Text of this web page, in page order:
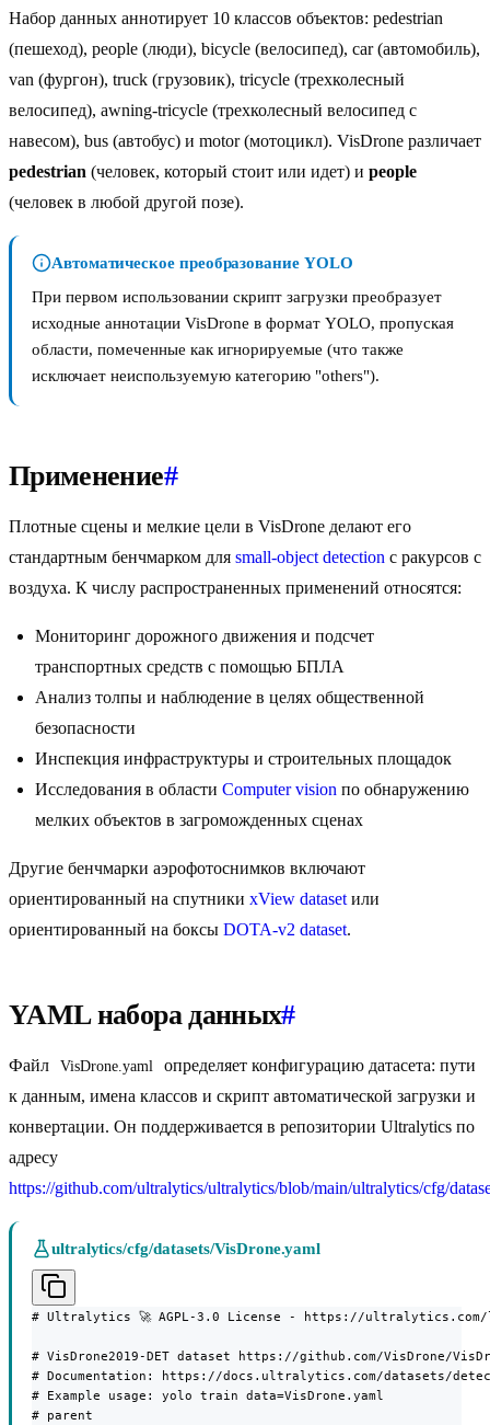
Набор данных аннотирует 10 классов объектов: pedestrian
(пешеход), people (люди), bicycle (велосипед), car (автомобиль),
van (фургон), truck (грузовик), tricycle (трехколесный
велосипед), awning-tricycle (трехколесный велосипед с
навесом), bus (автобус) и motor (мотоцикл). VisDrone различает
pedestrian (человек, который стоит или идет) и people
(человек в любой другой позе).
Автоматическое преобразование YOLO
При первом использовании скрипт загрузки преобразует
исходные аннотации VisDrone в формат YOLO, пропуская
области, помеченные как игнорируемые (что также
исключает неиспользуемую категорию "others").
Применение#
Плотные сцены и мелкие цели в VisDrone делают его
стандартным бенчмарком для small-object detection с ракурсов с
воздуха. К числу распространенных применений относятся:
Мониторинг дорожного движения и подсчет
транспортных средств с помощью БПЛА
Анализ толпы и наблюдение в целях общественной
безопасности
Инспекция инфраструктуры и строительных площадок
Исследования в области Computer vision по обнаружению
мелких объектов в загроможденных сценах
Другие бенчмарки аэрофотоснимков включают
ориентированный на спутники xView dataset или
ориентированный на боксы DOTA-v2 dataset.
YAML набора данных#
Файл VisDrone.yaml
определяет конфигурацию датасета: пути
к данным, имена классов и скрипт автоматической загрузки и
конвертации. Он поддерживается в репозитории Ultralytics по
адресу
https://github.com/ultralytics/ultralytics/blob/main/ultralytics/cfg/
ultralytics/cfg/datasets/VisDrone.yaml
# Ultralytics 🚀 AGPL-3.0 License - https://ultralytics.com/
# VisDrone2019-DET dataset https://github.com/VisDrone/
# Documentation: https://docs.ultralytics.com/datasets/
# Example usage: yolo train data=VisDrone.yaml
# parent